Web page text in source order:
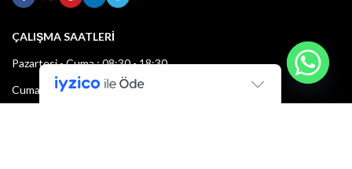
ÇALIŞMA SAATLERİ
Pazartesi - Cuma : 08:30 - 18:30
Cumartesi : 08:30 - 13:00